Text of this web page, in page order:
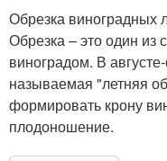
Обрезка виноградных
Обрезка – это один из
виноградом. В
называемая "летняя
формировать крону
плодоношение.